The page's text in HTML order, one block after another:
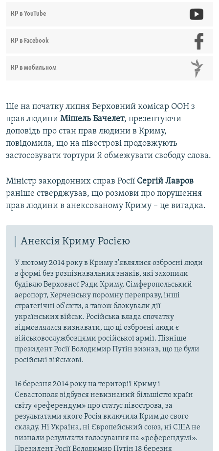
КР в YouTube
КР в Facebook
КР в мобильном
Ще на початку липня Верховний комісар ООН з
прав людини Мішель Бачелет, презентуючи
доповідь про стан прав людини в Криму,
повідомила, що на півострові продовжують
застосовувати тортури й обмежувати свободу слова.
Міністр закордонних справ Росії Сергій Лавров
раніше стверджував, що розмови про порушення
прав людини в анексованому Криму – це вигадка.
Анексія Криму Росією
У лютому 2014 року в Криму з'являлися озброєні люди
в формі без розпізнавальних знаків, які захопили
будівлю Верховної Ради Криму, Сімферопольський
аеропорт, Керченську поромну переправу, інші
стратегічні об'єкти, а також блокували дії
українських військ. Російська влада спочатку
відмовлялася визнавати, що ці озброєні люди є
військовослужбовцями російської армії. Пізніше
президент Росії Володимир Путін визнав, що це були
російські військові.
16 березня 2014 року на території Криму і
Севастополя відбувся невизнаний більшістю країн
світу «референдум» про статус півострова, за
результатами якого Росія включила Крим до свого
складу. Ні Україна, ні Європейський союз, ні США не
визнали результати голосування на «референдумі».
Президент Росії Володимир Путін 18 березня